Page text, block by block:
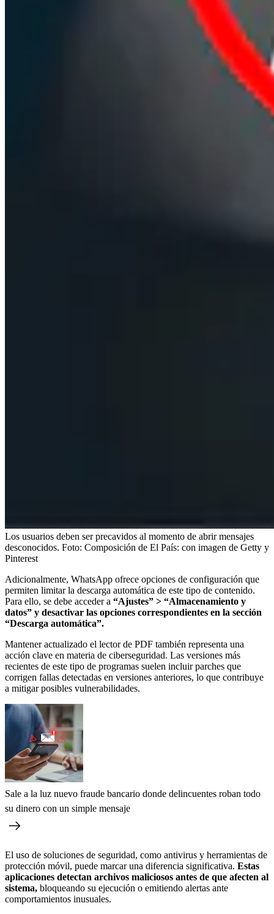
Los usuarios deben ser precavidos al momento de abrir mensajes
desconocidos. Foto: Composición de El País: con imagen de Getty y
Pinterest
Adicionalmente, WhatsApp ofrece opciones de configuración que
permiten limitar la descarga automática de este tipo de contenido.
Para ello, se debe acceder a “Ajustes” > “Almacenamiento y
datos” y desactivar las opciones correspondientes en la sección
“Descarga automática”.
Mantener actualizado el lector de PDF también representa una
acción clave en materia de ciberseguridad. Las versiones más
recientes de este tipo de programas suelen incluir parches que
corrigen fallas detectadas en versiones anteriores, lo que contribuye
a mitigar posibles vulnerabilidades.
Sale a la luz nuevo fraude bancario donde delincuentes roban todo
su dinero con un simple mensaje
El uso de soluciones de seguridad, como antivirus y herramientas de
protección móvil, puede marcar una diferencia significativa. Estas
aplicaciones detectan archivos maliciosos antes de que afecten al
sistema, bloqueando su ejecución o emitiendo alertas ante
comportamientos inusuales.